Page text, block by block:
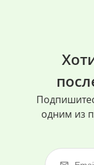
одним из